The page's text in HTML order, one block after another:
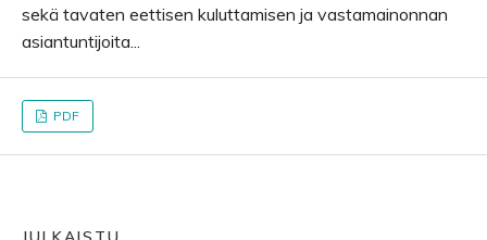
sekä tavaten eettisen kuluttamisen ja vastamainonnan
asiantuntijoita...
PDF